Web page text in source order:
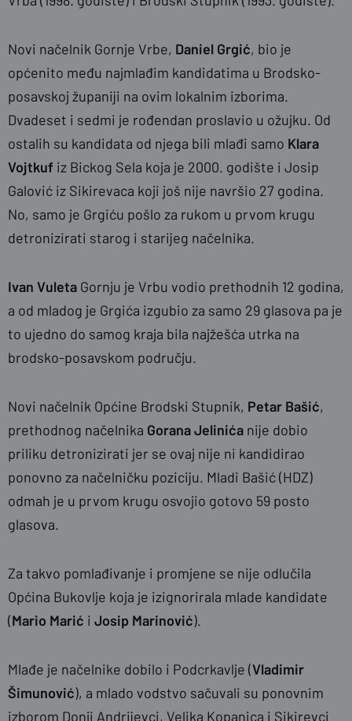
Novi načelnik Gornje Vrbe, Daniel Grgić, bio je
općenito među najmlađim kandidatima u Brodsko-
posavskoj županiji na ovim lokalnim izborima.
Dvadeset i sedmi je rođendan proslavio u ožujku. Od
ostalih su kandidata od njega bili mlađi samo Klara
Vojtkuf iz Bickog Sela koja je 2000. godište i Josip
Galović iz Sikirevaca koji još nije navršio 27 godina.
No, samo je Grgiću pošlo za rukom u prvom krugu
detronizirati starog i starijeg načelnika.
Ivan Vuleta Gornju je Vrbu vodio prethodnih 12 godina,
a od mladog je Grgića izgubio za samo 29 glasova pa je
to ujedno do samog kraja bila najžešća utrka na
brodsko-posavskom području.
Novi načelnik Općine Brodski Stupnik, Petar Bašić,
prethodnog načelnika Gorana Jelinića nije dobio
priliku detronizirati jer se ovaj nije ni kandidirao
ponovno za načelničku poziciju. Mladi Bašić (HDZ)
odmah je u prvom krugu osvojio gotovo 59 posto
glasova.
Za takvo pomlađivanje i promjene se nije odlučila
Općina Bukovlje koja je izignorirala mlade kandidate
(Mario Marić i Josip Marinović).
Mlađe je načelnike dobilo i Podcrkavlje (Vladimir
Šimunović), a mlado vodstvo sačuvali su ponovnim
izborom Donji Andrijevci, Velika Kopanica i Sikirevci